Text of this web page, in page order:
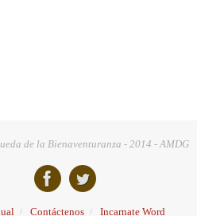
de la Bienaventuranza - 2014 - AMDG
Contáctenos Incarnate Word